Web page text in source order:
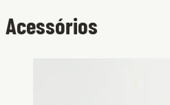
Acessórios